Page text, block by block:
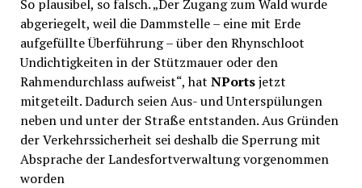
So plausibel, so falsch. „Der Zugang zum Wald wurde
abgeriegelt, weil die Dammstelle – eine mit Erde
aufgefüllte Überführung – über den Rhynschloot
Undichtigkeiten in der Stützmauer oder den
Rahmendurchlass aufweist“, hat NPortsjetzt
mitgeteilt. Dadurch seien Aus- und Unterspülungen
neben und unter der Straße entstanden. Aus Gründen
der Verkehrssicherheit sei deshalb die Sperrung mit
Absprache der Landesfortverwaltung vorgenommen
worden